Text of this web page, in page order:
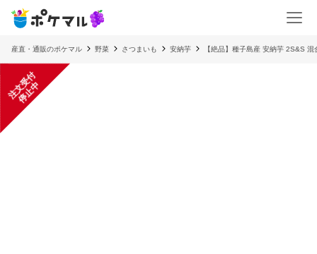
産直・通販のポケマル 野菜 さつまいも 安納芋 【絶品】種子島産 安納芋 2S&S
注
文
受
付
停
止
中